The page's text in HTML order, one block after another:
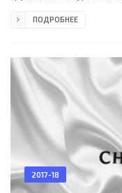
зрителей (84 % при
Резервный арбитр:
ассистенты арбитра:
ПОДРОБНЕЕ
2017-18